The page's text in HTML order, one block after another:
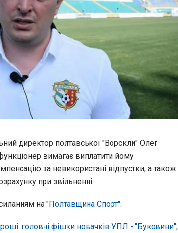
директор полтавської "Ворскли" Олег
вимагає виплатити йому
за невикористані відпустки, а також
при звільненні.
на "Полтавщина Спорт".
головні фішки новачків УПЛ - "Буковини",